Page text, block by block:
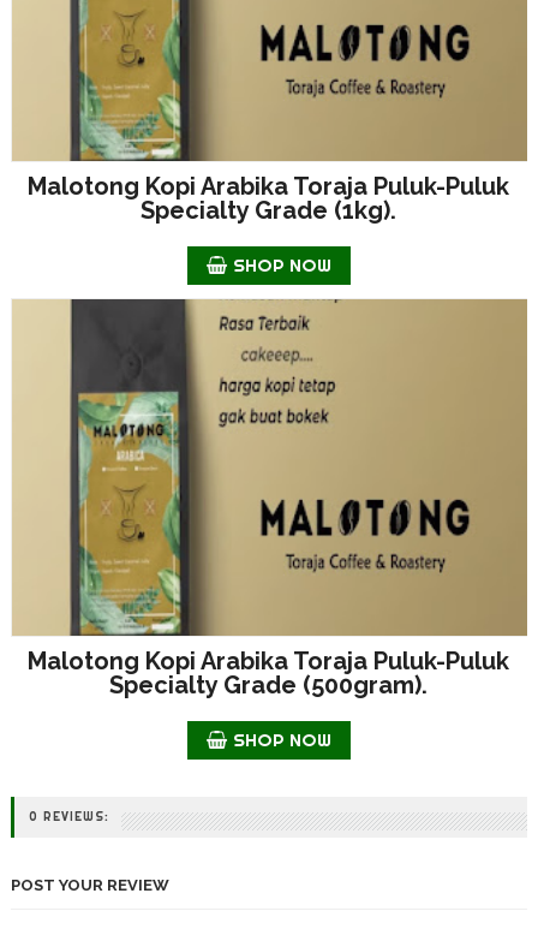
Malotong Kopi Arabika Toraja Puluk-Puluk
Specialty Grade (1kg).
SHOP NOW
Malotong Kopi Arabika Toraja Puluk-Puluk
Specialty Grade (500gram).
SHOP NOW
0 REVIEWS:
POST YOUR REVIEW